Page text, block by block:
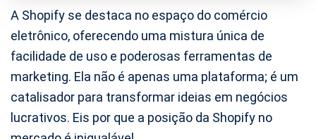
A Shopify se destaca no espaço do comércio
eletrônico, oferecendo uma mistura única de
facilidade de uso e poderosas ferramentas de
marketing. Ela não é apenas uma plataforma; é um
catalisador para transformar ideias em negócios
lucrativos. Eis por que a posição da Shopify no